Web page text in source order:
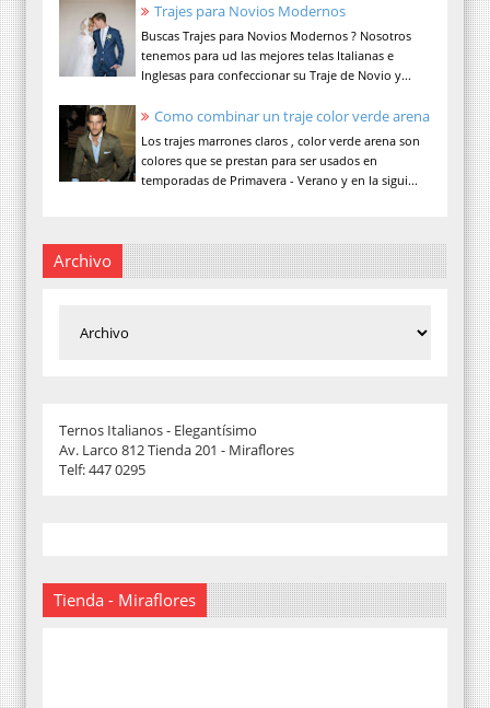
Trajes para Novios Modernos
Buscas Trajes para Novios Modernos ? Nosotros
tenemos para ud las mejores telas Italianas e
Inglesas para confeccionar su Traje de Novio y...
Como combinar un traje color verde arena
Los trajes marrones claros , color verde arena son
colores que se prestan para ser usados en
temporadas de Primavera - Verano y en la sigui...
Archivo
Ternos Italianos - Elegantísimo
Av. Larco 812 Tienda 201 - Miraflores
Telf: 447 0295
Tienda - Miraflores